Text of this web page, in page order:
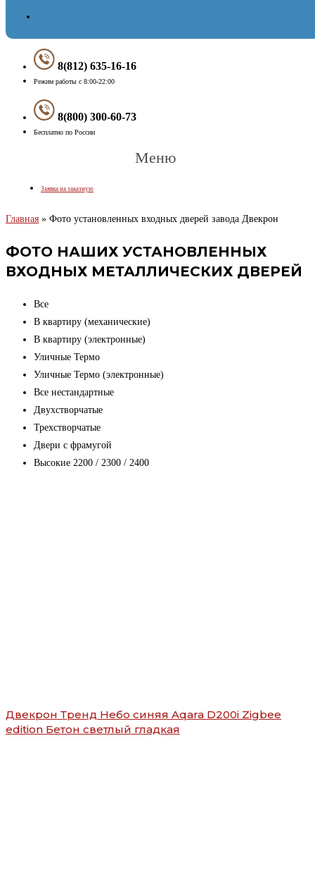
8(812) 635-16-16
Режим работы с 8:00-22:00
8(800) 300-60-73
Бесплатно по России
Меню
Заявка на заказную
Главная » Фото установленных входных дверей завода Двекрон
ФОТО НАШИХ УСТАНОВЛЕННЫХ
ВХОДНЫХ МЕТАЛЛИЧЕСКИХ ДВЕРЕЙ
Все
В квартиру (механические)
В квартиру (электронные)
Уличные Термо
Уличные Термо (электронные)
Все нестандартные
Двухстворчатые
Трехстворчатые
Двери с фрамугой
Высокие 2200 / 2300 / 2400
Двекрон Тренд Небо синяя Aqara D200i Zigbee
edition Бетон светлый гладкая